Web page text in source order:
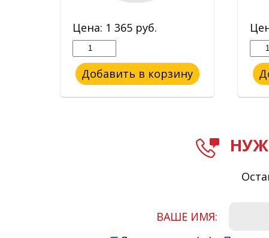
Цена: 1 365 руб.
Добавить в корзину
ВАШЕ ИМЯ: